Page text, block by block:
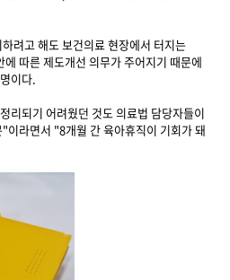
려고 해도 보건의료 현장에서 터지는
따른 제도개선 의무가 주어지기 때문에
이다.
리되기 어려웠던 것도 의료법 담당자들이
이라면서 "8개월 간 육아휴직이 기회가 돼